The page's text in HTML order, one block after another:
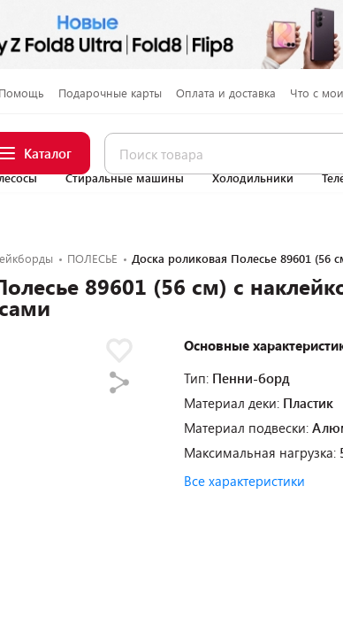
Помощь Подарочные карты Оплата и доставка Что с
Каталог
Стиральные машины Холодильники
ПОЛЕСЬЕ Доска роликовая Полесье 89601
89601 (56 см) с
Основные
Тип: Пенни-борд
Материал деки: Пластик
Материал подвески:
Максимальная нагрузка:
Все характеристики